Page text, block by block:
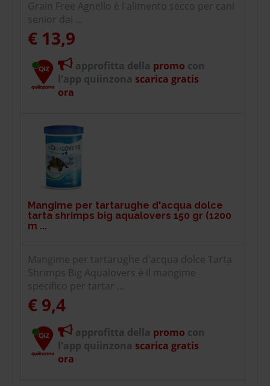
Grain Free Agnello è l'alimento secco per cani
senior dai ...
€ 13,9
approfitta della promo con
l'app quiinzona scarica gratis
ora
Mangime per tartarughe d'acqua dolce
tarta shrimps big aqualovers 150 gr (1200
m ...
Mangime per tartarughe d'acqua dolce Tarta
Shrimps Big Aqualovers è il mangime
specifico per tartar ...
€ 9,4
approfitta della promo con
l'app quiinzona scarica gratis
ora